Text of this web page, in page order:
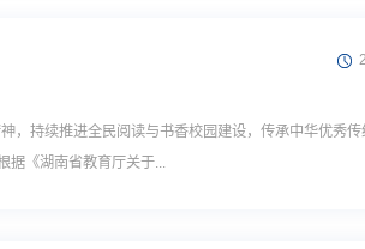
，持续推进全民阅读与书香校园建设，传承中华优秀传
据《湖南省教育厅关于...